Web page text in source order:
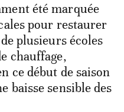
été marquée
pour restaurer
plusieurs écoles
chauffage,
ce début de saison
baisse sensible des